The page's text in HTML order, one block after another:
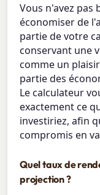
Vous n'avez pas
économiser de
partie de votre
conservant une
comme un
partie des
Le calculateur
exactement ce
investiriez, afin
compromis en
Quel taux de
projection ?